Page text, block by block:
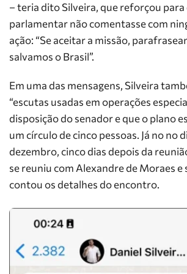
– teria dito Silveira, que reforçou para
parlamentar não comentasse com
ação: “Se aceitar a missão,
salvamos o Brasil”.
Em uma das mensagens, Silveira
“escutas usadas em operações
disposição do senador e que o plano
um círculo de cinco pessoas. Já no no
dezembro, cinco dias depois da
se reuniu com Alexandre de Moraes
contou os detalhes do encontro.